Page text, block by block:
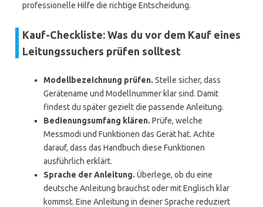
professionelle Hilfe die richtige Entscheidung.
Kauf-Checkliste: Was du vor dem Kauf eines
Leitungssuchers prüfen solltest
Modellbezeichnung prüfen. Stelle sicher, dass
Gerätename und Modellnummer klar sind. Damit
findest du später gezielt die passende Anleitung.
Bedienungsumfang klären. Prüfe, welche
Messmodi und Funktionen das Gerät hat. Achte
darauf, dass das Handbuch diese Funktionen
ausführlich erklärt.
Sprache der Anleitung. Überlege, ob du eine
deutsche Anleitung brauchst oder mit Englisch klar
kommst. Eine Anleitung in deiner Sprache reduziert